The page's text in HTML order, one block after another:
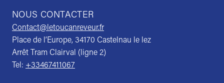
NOUS CONTACTER
Contact@letoucanreveur.fr
Place de l’Europe, 34170 Castelnau le lez
Arrêt Tram Clairval (ligne 2)
Tel: +33467411067